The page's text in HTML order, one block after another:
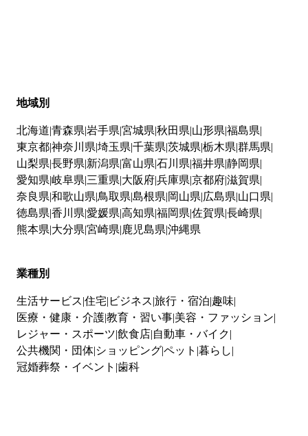
地域別
北海道 青森県 岩手県 宮城県 秋田県 山形県 福島県
東京都神奈川県 埼玉県 千葉県 茨城県 栃木県 群馬県
山梨県 長野県 新潟県 富山県 石川県 福井県 静岡県
愛知県 岐阜県 三重県 大阪府兵庫県 京都府滋賀県
奈良県 和歌山県 鳥取県 島根県 岡山県 広島県 山口県
徳島県 香川県 愛媛県 高知県 福岡県 佐賀県 長崎県
熊本県 大分県 宮崎県 鹿児島県 沖縄県
業種別
生活サービス 住宅 ビジネス 旅行・宿泊 趣味
医療・健康・介護教育・習い事 美容・ファッション
レジャー・スポーツ 飲食店 自動車・バイク
公共機関・団体 ショッピングペット 暮らし
冠婚葬祭・イベント 歯科